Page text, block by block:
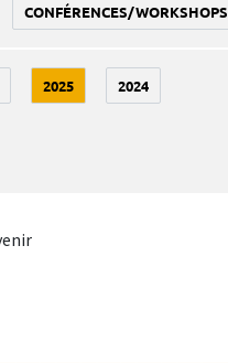
CONFÉRENCES/WORKSHOPS
2025 2024